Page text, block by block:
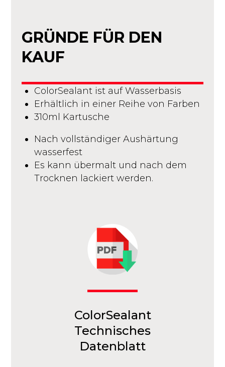
GRÜNDE FÜR DEN
KAUF
ColorSealant ist auf Wasserbasis
Erhältlich in einer Reihe von Farben
310ml Kartusche
Nach vollständiger Aushärtung
wasserfest
Es kann übermalt und nach dem
Trocknen lackiert werden.
ColorSealant
Technisches
Datenblatt